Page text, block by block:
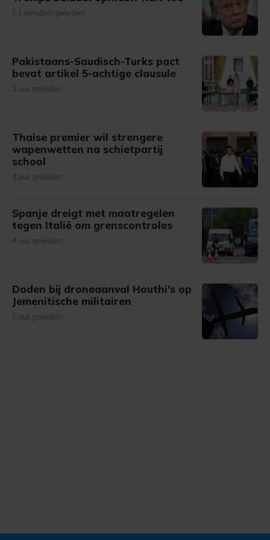
53 minuten geleden
Pakistaans-Saudisch-Turks pact
bevat artikel 5-achtige clausule
2 uur geleden
Thaise premier wil strengere
wapenwetten na schietpartij
school
4 uur geleden
Spanje dreigt met maatregelen
tegen Italië om grenscontroles
4 uur geleden
Doden bij droneaanval Houthi's op
Jemenitische militairen
5 uur geleden